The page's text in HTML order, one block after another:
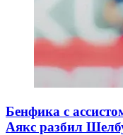
Бенфика с
Аякс разбил